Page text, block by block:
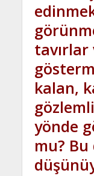
kalan,
yönde
mu?